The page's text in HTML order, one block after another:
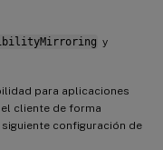
y
para aplicaciones
cliente de forma
configuración de